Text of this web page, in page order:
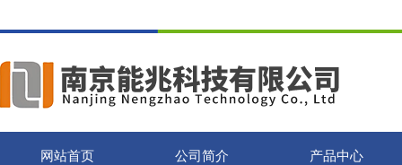
网站首页 公司简介 产品中心